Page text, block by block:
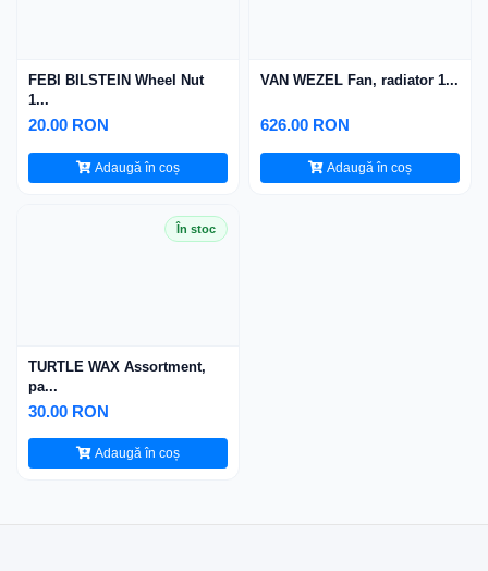
FEBI BILSTEIN Wheel Nut
1...
20.00 RON
Adaugă în coș
VAN WEZEL Fan, radiator 1...
626.00 RON
Adaugă în coș
În stoc
TURTLE WAX Assortment,
pa...
30.00 RON
Adaugă în coș